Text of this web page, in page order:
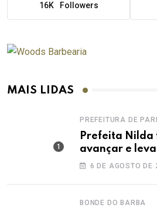
16K Followers
MAIS LIDAS
PREFEITURA DE
Prefeita Nilda
avançar e
maior IDEB da
6 DE AGOSTO DE
BONDE DO BARBA